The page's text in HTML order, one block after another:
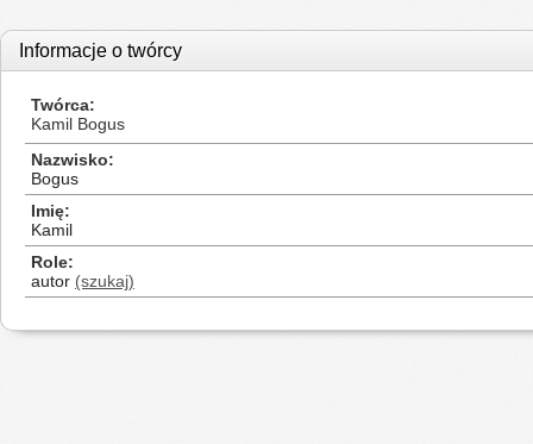
Informacje o twórcy
Twórca
Kamil Bogus
Nazwisko
Bogus
Imię
Kamil
Role
autor (szukaj)